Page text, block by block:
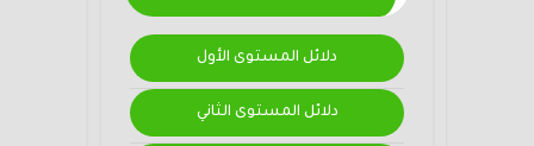
دلائل المستوى الأول
دلائل المستوى الثاني